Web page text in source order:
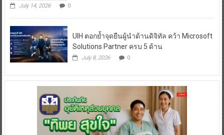
July 14, 2026 0
UIH ตอกย้ำจุดยืนผู้นำด้านดิจิทัล คว้า Microsoft
Solutions Partner ครบ 5 ด้าน
July 8, 2026 0